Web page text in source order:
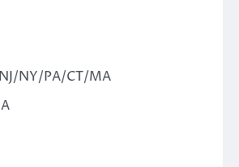
NY/PA/CT/MA